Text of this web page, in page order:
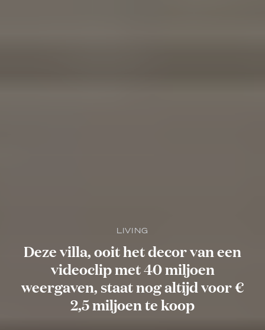
LIVING
Deze villa, ooit het decor van een
videoclip met 40 miljoen
weergaven, staat nog altijd voor €
2,5 miljoen te koop